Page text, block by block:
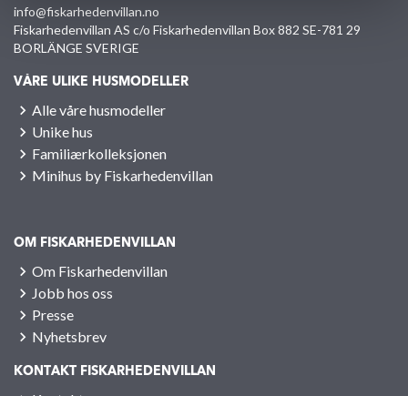
info@fiskarhedenvillan.no
Fiskarhedenvillan AS c/o Fiskarhedenvillan Box 882 SE-781 29
BORLÄNGE SVERIGE
VÅRE ULIKE HUSMODELLER
Alle våre husmodeller
Unike hus
Familiærkolleksjonen
Minihus by Fiskarhedenvillan
OM FISKARHEDENVILLAN
Om Fiskarhedenvillan
Jobb hos oss
Presse
Nyhetsbrev
KONTAKT FISKARHEDENVILLAN